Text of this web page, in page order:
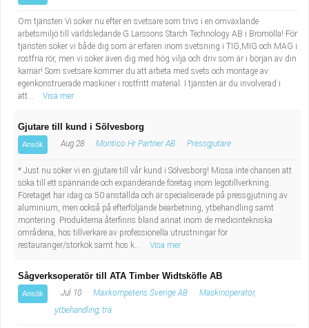
Om tjänsten Vi söker nu efter en svetsare som trivs i en omväxlande
arbetsmiljö till världsledande G.Larssons Starch Technology AB i Bromölla! För
tjänsten söker vi både dig som är erfaren inom svetsning i TIG,MIG och MAG i
rostfria rör, men vi söker även dig med hög vilja och driv som är i början av din
karriär! Som svetsare kommer du att arbeta med svets och montage av
egenkonstruerade maskiner i rostfritt material. I tjänsten är du involverad i
att...
Visa mer
Gjutare till kund i Sölvesborg
Ansök Aug 28 Montico Hr Partner AB Pressgjutare
* Just nu söker vi en gjutare till vår kund i Sölvesborg! Missa inte chansen att
söka till ett spännande och expanderande företag inom legotillverkning.
Företaget har idag ca 50 anställda och är specialiserade på pressgjutning av
aluminium, men också på efterföljande bearbetning, ytbehandling samt
montering. Produkterna återfinns bland annat inom de medicintekniska
områdena, hos tillverkare av professionella utrustningar för
restauranger/storkök samt hos k...
Visa mer
Sågverksoperatör till ATA Timber Widtsköfle AB
Ansök Jul 10 Maxkompetens Sverige AB
Maskinoperatör,
ytbehandling, trä